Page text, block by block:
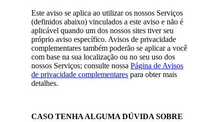
Este aviso se aplica ao utilizar os nossos Serviços
(definidos abaixo) vinculados a este aviso e não é
aplicável quando um dos nossos sites tiver seu
próprio aviso específico. Avisos de privacidade
complementares também poderão se aplicar a você
com base na sua localização ou no seu uso dos
nossos Serviços; consulte nossa Página de Avisos
de privacidade complementares para obter mais
detalhes.
CASO TENHA ALGUMA DÚVIDA SOBRE